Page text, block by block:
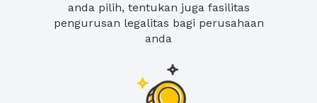
anda pilih, tentukan juga fasilitas
pengurusan legalitas bagi perusahaan
anda